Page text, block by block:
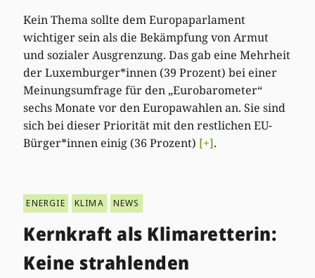
Kein Thema sollte dem Europaparlament
wichtiger sein als die Bekämpfung von Armut
und sozialer Ausgrenzung. Das gab eine Mehrheit
der Luxemburger*innen (39 Prozent) bei einer
Meinungsumfrage für den „Eurobarometer“
sechs Monate vor den Europawahlen an. Sie sind
sich bei dieser Priorität mit den restlichen EU-
Bürger*innen einig (36 Prozent) [+].
ENERGIE KLIMA NEWS
Kernkraft als Klimaretterin:
Keine strahlenden